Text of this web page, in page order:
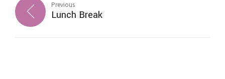
Previous
Lunch Break